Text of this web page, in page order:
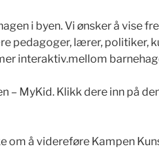
i byen. Vi ønsker å vise
pedagoger, lærer, politiker,
interaktiv.mellom
MyKid. Klikk dere inn på
om å videreføre Kampen